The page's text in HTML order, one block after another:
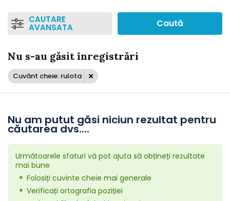
CAUTARE
AVANSATA Caută
Nu s-au găsit înregistrări
Cuvânt cheie: rulota
Nu am putut găsi niciun rezultat pentru
căutarea dvs....
Următoarele sfaturi vă pot ajuta să obțineți rezultate
mai bune
Folosiți cuvinte cheie mai generale
Verificați ortografia poziției